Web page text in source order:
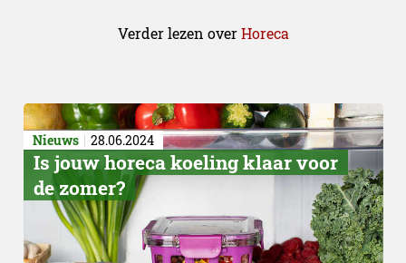
Verder lezen overHoreca
Nieuws 28.06.2024
Is jouw horeca koeling klaar voor
de zomer?